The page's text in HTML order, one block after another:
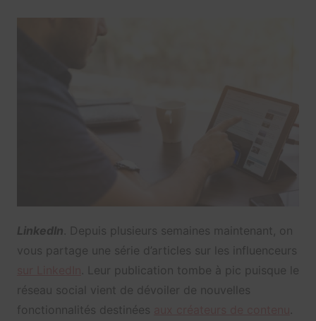
LinkedIn . Depuis plusieurs semaines maintenant, on
vous partage une série d’articles sur les influenceurs
. Leur publication tombe à pic puisque le
réseau social vient de dévoiler de nouvelles
fonctionnalités destinées